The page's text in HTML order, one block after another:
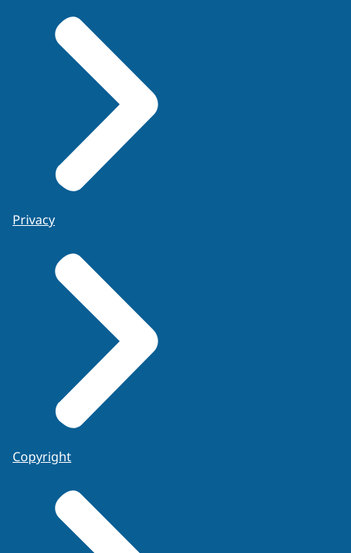
Privacy
Copyright